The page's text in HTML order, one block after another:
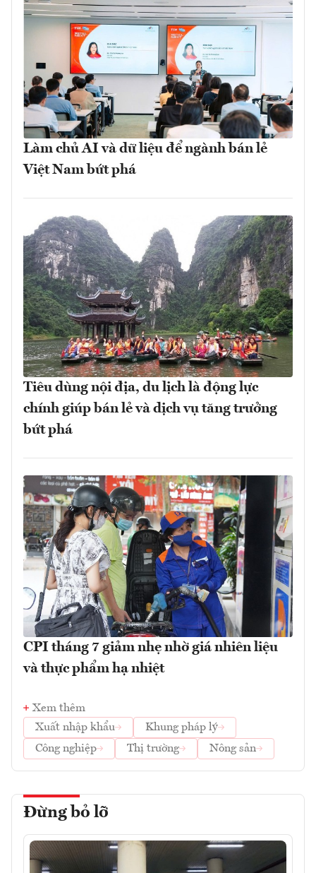
Làm chủ AI và dữ liệu để ngành bán lẻ
Việt Nam bứt phá
Tiêu dùng nội địa, du lịch là động lực
chính giúp bán lẻ và dịch vụ tăng trưởng
bứt phá
CPI tháng 7 giảm nhẹ nhờ giá nhiên liệu
và thực phẩm hạ nhiệt
Xem thêm
Xuất nhập khẩu
Khung pháp lý
Công nghiệp
Thị trường Nông sản
Đừng bỏ lỡ